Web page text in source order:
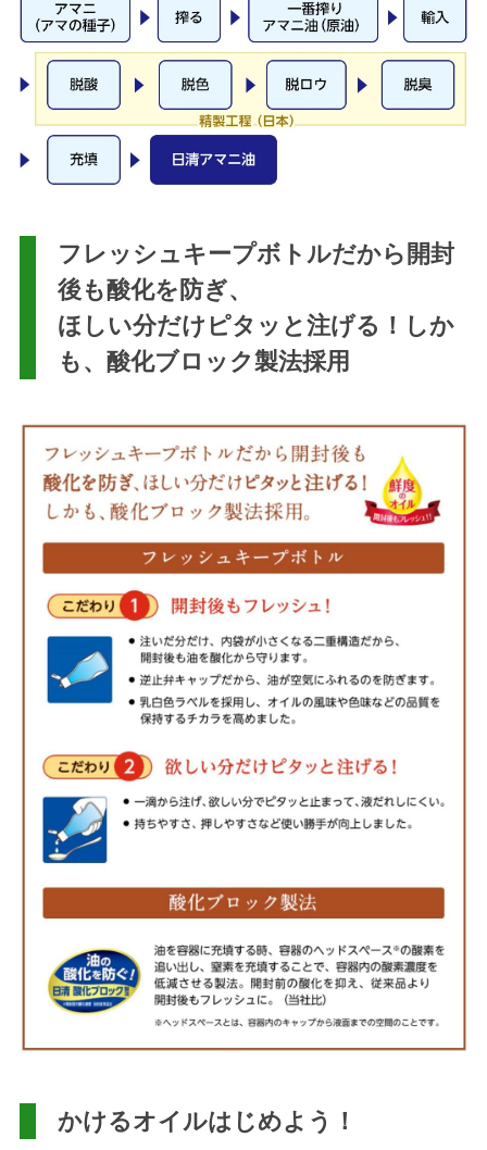
フレッシュキープボトルだから開封
後も酸化を防ぎ、
ほしい分だけピタッと注げる！しか
も、酸化ブロック製法採用
かけるオイルはじめよう！